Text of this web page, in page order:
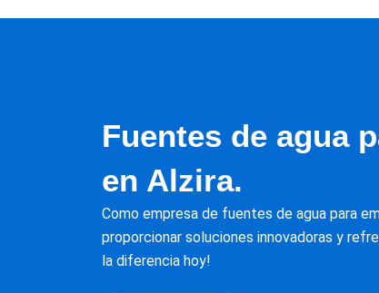
Fuentes de agua
en Alzira.
Como empresa de fuentes de agua para
proporcionar soluciones innovadoras y
la diferencia hoy!